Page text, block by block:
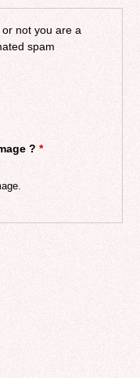
not you are a
spam
? *